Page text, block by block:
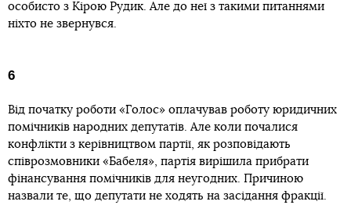
особисто з Кірою Рудик. Але до неї з такими питаннями
ніхто не звернувся.
6
Від початку роботи «Голос» оплачував роботу юридичних
помічників народних депутатів. Але коли почалися
конфлікти з керівництвом партії, як розповідають
співрозмовники «Бабеля», партія вирішила прибрати
фінансування помічників для неугодних. Причиною
назвали те, що депутати не ходять на засідання фракції.